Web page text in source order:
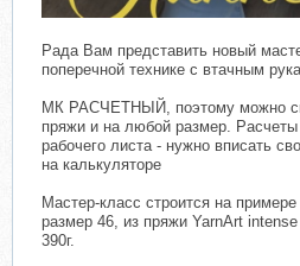
Рада Вам представить новый
поперечной технике с втачным
МК РАСЧЕТНЫЙ, поэтому можно
пряжи и на любой размер.
рабочего листа - нужно вписать
на калькуляторе
Мастер-класс строится на
размер 46, из пряжи YarnArt
390г.